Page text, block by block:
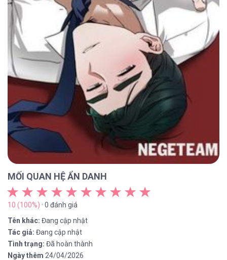
MỐI QUAN HỆ ẨN DANH
10 (100%) · 0 đánh giá
Tên khác: Đang cập nhật
Tác giả: Đang cập nhật
Tình trạng: Đã hoàn thành
Ngày thêm 24/04/2026